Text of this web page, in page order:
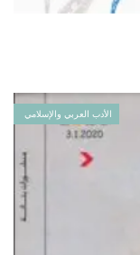
الأدب العربي والإسلامي